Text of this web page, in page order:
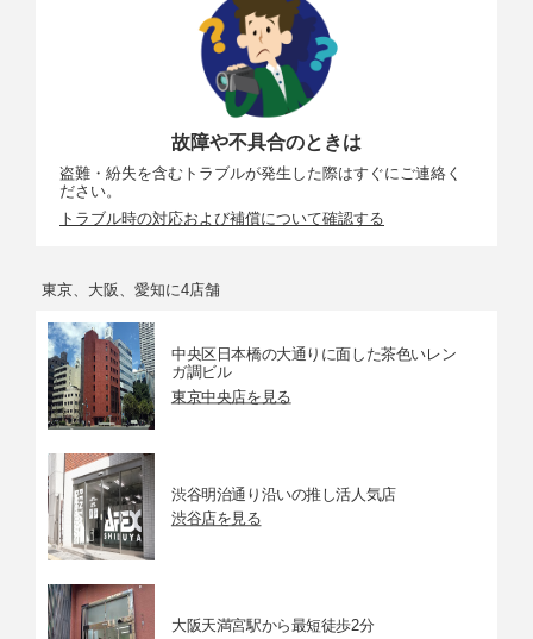
故障や不具合のときは
盗難・紛失を含むトラブルが発生した際はすぐにご連絡く
ださい。
トラブル時の対応および補償について確認する
東京、大阪、愛知に4店舗
中央区日本橋の大通りに面した茶色いレン
ガ調ビル
東京中央店を見る
渋谷明治通り沿いの推し活人気店
渋谷店を見る
大阪天満宮駅から最短徒歩2分